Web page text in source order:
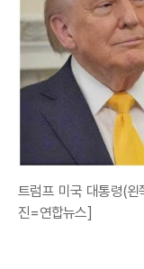
트럼프 미국 대통령(
진=연합뉴스]